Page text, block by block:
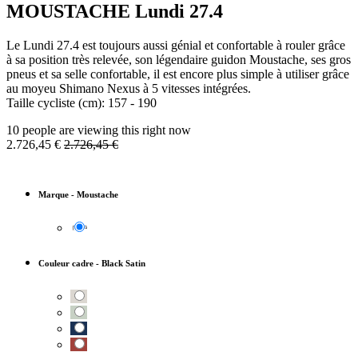
MOUSTACHE Lundi 27.4
Le Lundi 27.4 est toujours aussi génial et confortable à rouler grâce
à sa position très relevée, son légendaire guidon Moustache, ses gros
pneus et sa selle confortable, il est encore plus simple à utiliser grâce
au moyeu Shimano Nexus à 5 vitesses intégrées.
Taille cycliste (cm): 157 - 190
10 people are viewing this right now
2.726,45 € 2.726,45€
Marque - Moustache
Couleur cadre - Black Satin